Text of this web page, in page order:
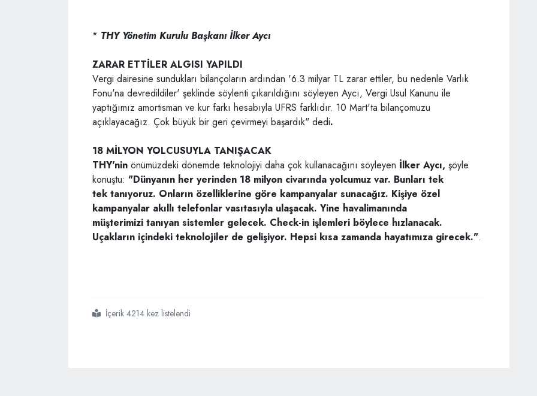
* THY Yönetim Kurulu Başkanı İlker Aycı
ZARAR ETTİLER ALGISI YAPILDI
Vergi dairesine sundukları bilançoların ardından '6.3 milyar TL zarar ettiler, bu nedenle Varlık
Fonu'na devredildiler' şeklinde söylenti çıkarıldığını söyleyen Aycı, Vergi Usul Kanunu ile
yaptığımız amortisman ve kur farkı hesabıyla UFRS farklıdır. 10 Mart'ta bilançomuzu
açıklayacağız. Çok büyük bir geri çevirmeyi başardık" dedi.
18 MİLYON YOLCUSUYLA TANIŞACAK
THY'nin önümüzdeki dönemde teknolojiyi daha çok kullanacağını söyleyen İlker Aycı, şöyle
konuştu: "Dünyanın her yerinden 18 milyon civarında yolcumuz var. Bunları tek
tek tanıyoruz. Onların özelliklerine göre kampanyalar sunacağız. Kişiye özel
kampanyalar akıllı telefonlar vasıtasıyla ulaşacak. Yine havalimanında
müşterimizi tanıyan sistemler gelecek. Check-in işlemleri böylece hızlanacak.
Uçakların içindeki teknolojiler de gelişiyor. Hepsi kısa zamanda hayatımıza girecek.".
#thy yönetim kurulu başkanı ilker aycı
#thy
#yeni hedefler
İçerik 4214 kez listelendi